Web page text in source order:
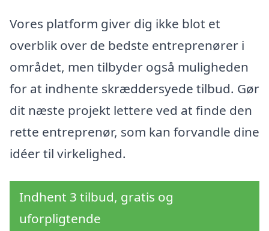
Vores platform giver dig ikke blot et
overblik over de bedste entreprenører i
området, men tilbyder også muligheden
for at indhente skræddersyede tilbud. Gør
dit næste projekt lettere ved at finde den
rette entreprenør, som kan forvandle dine
idéer til virkelighed.
Indhent 3 tilbud, gratis og
uforpligtende